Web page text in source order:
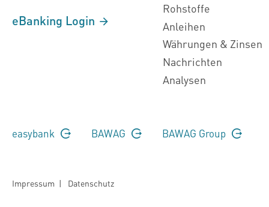
eBanking Login
Rohstoffe
Anleihen
Währungen & Zinsen
Nachrichten
Analysen
easybank BAWAG BAWAG Group
Impressum | Datenschutz